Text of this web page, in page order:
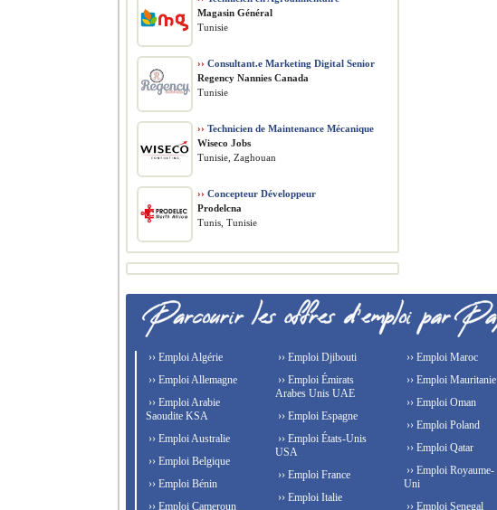
Magasin Général
Tunisie
›› Consultant.e Marketing Digital Senior
Regency Nannies Canada
Tunisie
›› Technicien de Maintenance Mécanique
Wiseco Jobs
Tunisie, Zaghouan
›› Concepteur Développeur
Prodelcna
Tunis, Tunisie
›› Emploi Algérie
›› Emploi Allemagne
›› Emploi Arabie
Saoudite KSA
›› Emploi Australie
›› Emploi Belgique
›› Emploi Bénin
›› Emploi Cameroun
›› Emploi Djibouti
›› Emploi Émirats
Arabes Unis UAE
›› Emploi Espagne
›› Emploi États-Unis
USA
›› Emploi France
›› Emploi Italie
›› Emploi Maroc
›› Emploi Mauritanie
›› Emploi Oman
›› Emploi Poland
›› Emploi Qatar
›› Emploi Royaume-
Uni
›› Emploi Senegal